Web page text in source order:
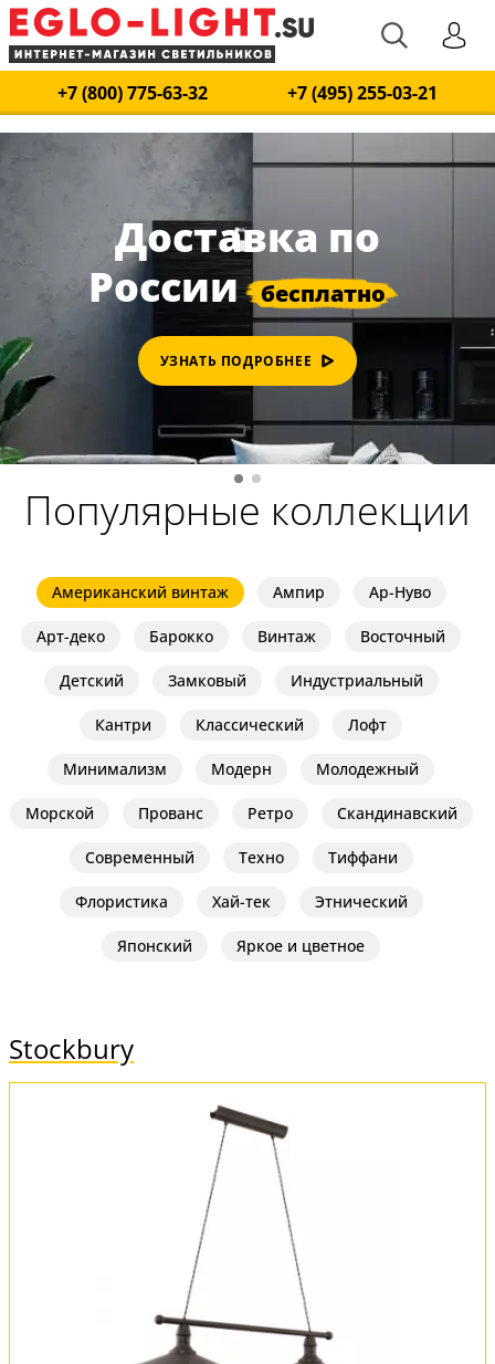
+7 (800) 775-63-32 +7 (495) 255-03-21
Доставка по
России
УЗНАТЬ ПОДРОБНЕЕ
Популярные коллекции
Американский винтаж Ампир Ар-Нуво
Арт-деко Барокко Винтаж Восточный
Детский Замковый Индустриальный
Кантри Классический Лофт
Минимализм Модерн Молодежный
Морской Прованс Ретро Скандинавский
Современный Техно Тиффани
Флористика Хай-тек Этнический
Японский Яркое и цветное
Stockbury